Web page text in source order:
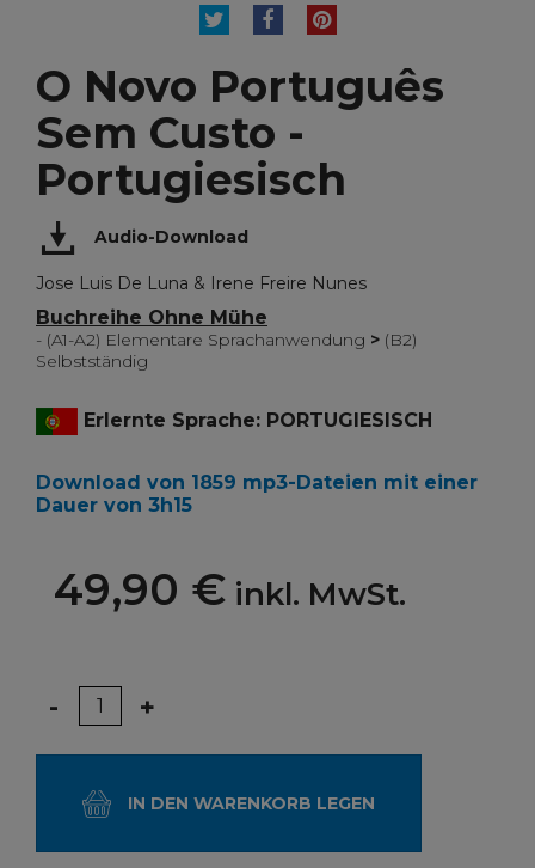
TWEETTEILENPINTEREST
O Novo Português
Sem Custo -
Portugiesisch
Audio-Download
Jose Luis De Luna & Irene Freire Nunes
Buchreihe Ohne Mühe
- (A1-A2) Elementare Sprachanwendung > (B2)
Selbstständig
Erlernte Sprache: PORTUGIESISCH
Download von 1859 mp3-Dateien mit einer
Dauer von 3h15
49,90 € inkl. MwSt.
Menge
- +
IN DEN WARENKORB LEGEN